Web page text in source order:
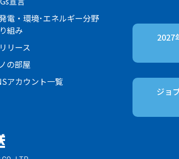
電・環境･エネルギー分野
組み
リース
の部屋
アカウント一覧
2027
ジョ